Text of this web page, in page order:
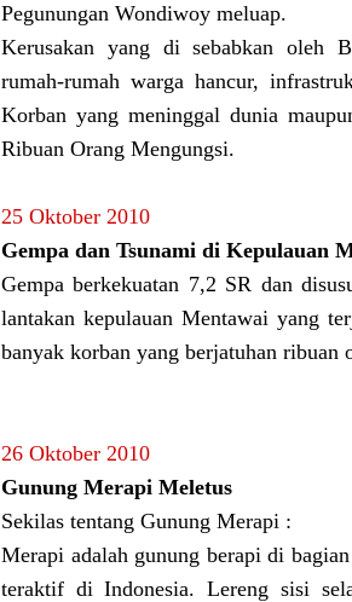
Pegunungan Wondiwoy meluap.
Kerusakan yang di sebabkan oleh
rumah-rumah warga hancur,
Korban yang meninggal dunia
Ribuan Orang Mengungsi.
25 Oktober 2010
Gempa dan Tsunami di Kepulauan
Gempa berkekuatan 7,2 SR dan
lantakan kepulauan Mentawai yang
banyak korban yang berjatuhan ribuan
26 Oktober 2010
Gunung Merapi Meletus
Sekilas tentang Gunung Merapi :
Merapi adalah gunung berapi di
teraktif di Indonesia. Lereng sisi